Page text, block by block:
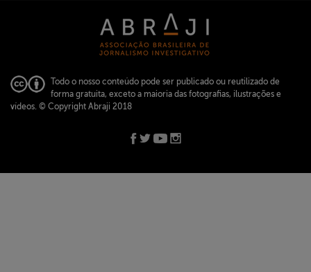
Todo o nosso conteúdo pode ser publicado ou reutilizado de
forma gratuita, exceto a maioria das fotografias, ilustrações e
vídeos. © Copyright Abraji 2018